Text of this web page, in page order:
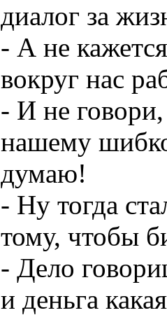
диалог за
- А не
вокруг нас
- И не
нашему шибко
думаю!
- Ну тогда
тому, чтобы
- Дело
и деньга